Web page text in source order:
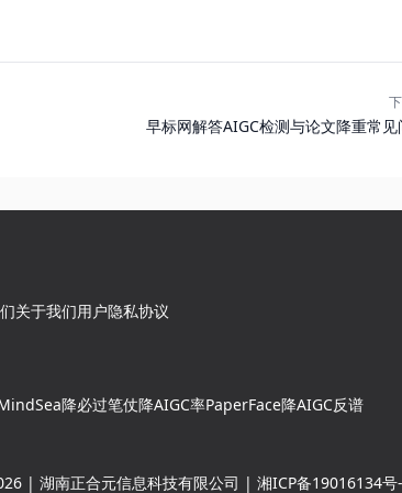
早标网解答AIGC检测与论文降重常见
关于我们用户隐私协议
降必过笔仗降AIGC率PaperFace降AIGC反谱
| 湖南正合元信息科技有限公司 | 湘ICP备19016134号